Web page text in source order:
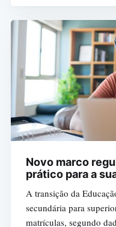
Novo marco
prático para a
A transição da
secundária para
matrículas, segundo